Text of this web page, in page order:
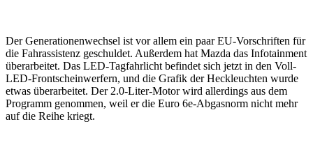
Der Generationenwechsel ist vor allem ein paar EU-Vorschriften für
die Fahrassistenz geschuldet. Außerdem hat Mazda das Infotainment
überarbeitet. Das LED-Tagfahrlicht befindet sich jetzt in den Voll-
LED-Frontscheinwerfern, und die Grafik der Heckleuchten wurde
etwas überarbeitet. Der 2.0-Liter-Motor wird allerdings aus dem
Programm genommen, weil er die Euro 6e-Abgasnorm nicht mehr
auf die Reihe kriegt.